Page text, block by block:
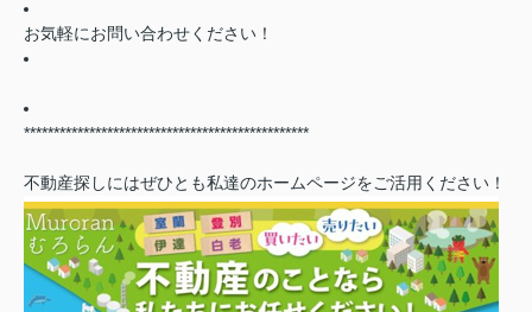
お気軽にお問い合わせください！
************************************************
不動産探しにはぜひとも私達のホームページをご活用ください！